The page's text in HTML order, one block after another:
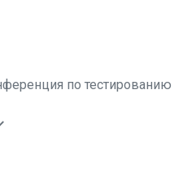
по тестированию